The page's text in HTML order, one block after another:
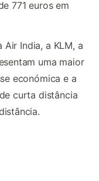
771 euros em
Air India, a KLM, a
uma maior
económica e a
curta distância